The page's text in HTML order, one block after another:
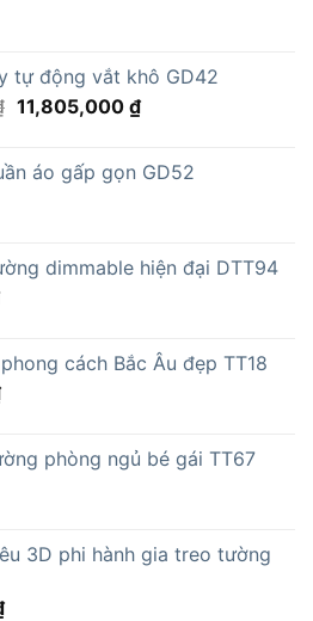
tự động vắt khô GD42
Giá
15,000,000 ₫.
11,805,000 ₫Giá
là:
áo gấp gọn GD52
dimmable hiện đại DTT94
cách Bắc Âu đẹp TT18
phòng ngủ bé gái TT67
3D phi hành gia treo tường